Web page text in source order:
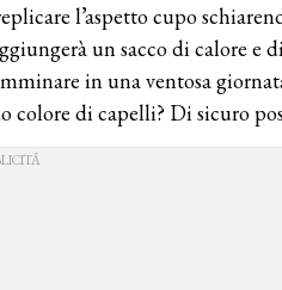
l’aspetto cupo
un sacco di calore e
in una ventosa
colore di capelli? Di sicuro